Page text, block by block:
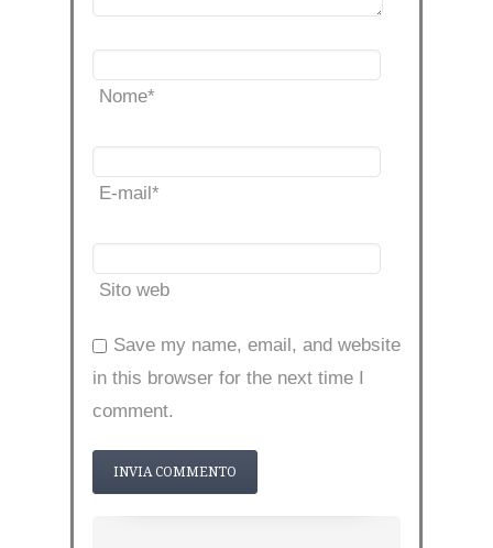
Nome*
E-mail*
Sito web
Save my name, email, and website
in this browser for the next time I
comment.